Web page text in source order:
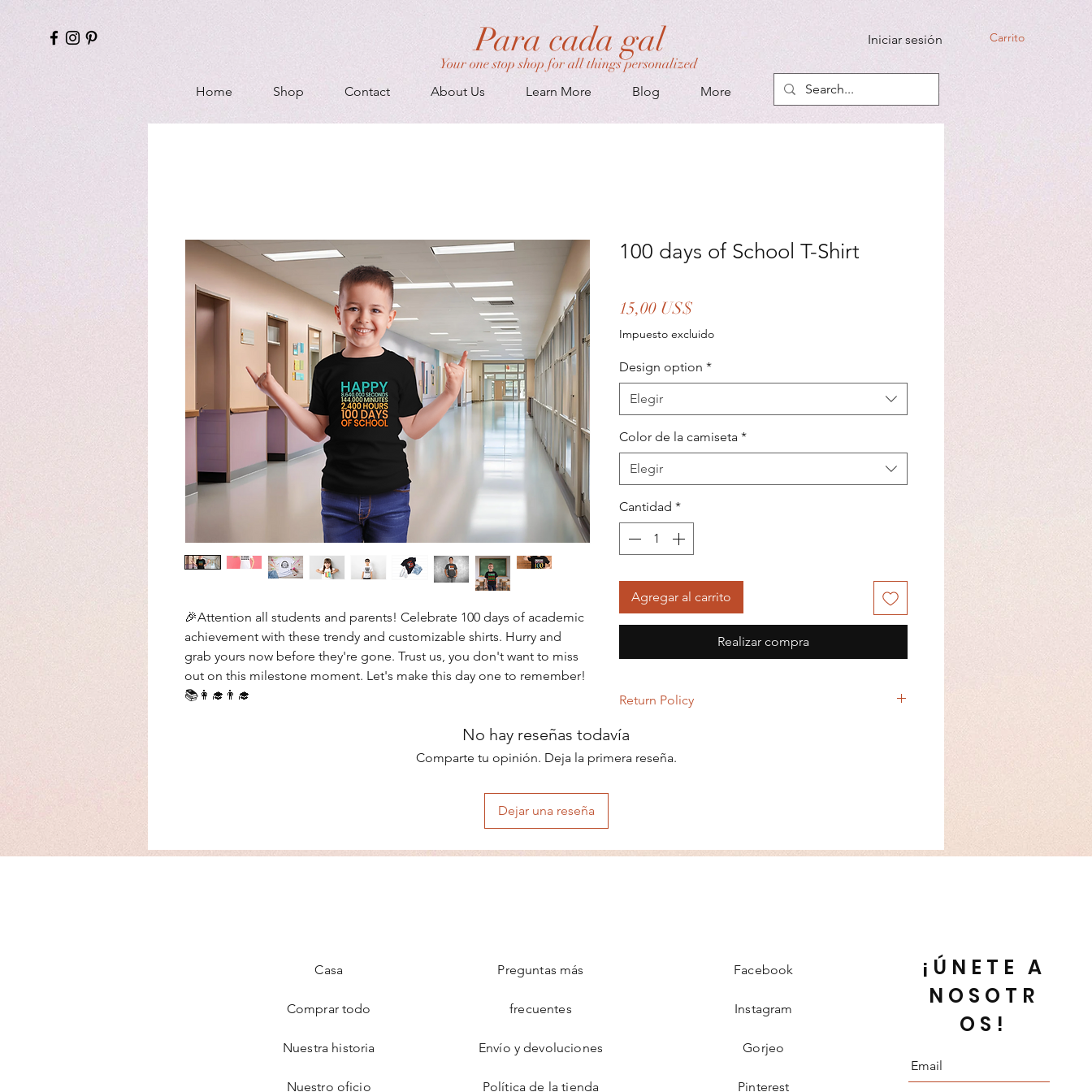
Carrito
Iniciar sesión
Para cada gal
Home Shop Contact About Us Learn More Blog More
Your one stop shop for all things personalized
🎉Attention all students and parents! Celebrate 100 days of academic
achievement with these trendy and customizable shirts. Hurry and
grab yours now before they're gone. Trust us, you don't want to miss
out on this milestone moment. Let's make this day one to remember!
📚👩‍🎓👨‍🎓
100 days of School T-Shirt
15,00 US$
Impuesto excluido
Design option *
Elegir
Color de la camiseta *
Elegir
Cantidad *
Agregar al carrito
Realizar compra
Return Policy
No return or Exchange on Personalized products.
No hay reseñas todavía
Comparte tu opinión. Deja la primera reseña.
Dejar una reseña
Casa
Comprar todo
Nuestra historia
Nuestro oficio
Preguntas más
frecuentes
Envío y devoluciones
Política de la tienda
Facebook
Instagram
Gorjeo
Pinterest
¡ÚNETE A
NOSOTR
OS!